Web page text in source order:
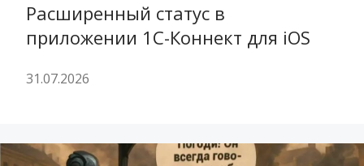
Расширенный статус в
приложении 1С-Коннект для iOS
31.07.2026